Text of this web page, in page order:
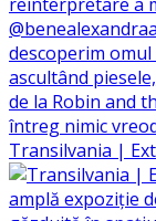
Transilvania |